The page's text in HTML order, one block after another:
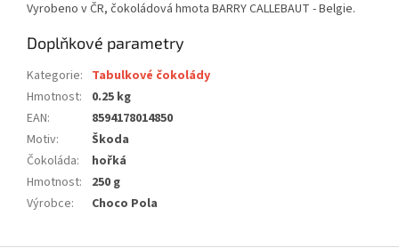
Vyrobeno v ČR, čokoládová hmota BARRY CALLEBAUT - Belgie.
Doplňkové parametry
Kategorie: Tabulkové čokolády
Hmotnost:
0.25 kg
EAN:
8594178014850
Motiv:
Škoda
Čokoláda:
hořká
Hmotnost:
250 g
Výrobce: Choco Pola